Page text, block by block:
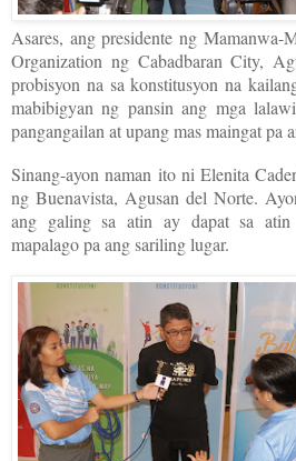
Asares, ang presidente ng Mamanwa-
Organization ng Cabadbaran City,
probisyon na sa konstitusyon na
mabibigyan ng pansin ang mga
pangangailan at upang mas maingat pa
Sinang-ayon naman ito ni Elenita
ng Buenavista, Agusan del Norte.
ang galing sa atin ay dapat sa atin
mapalago pa ang sariling lugar.